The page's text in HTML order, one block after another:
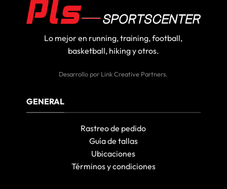
Lo mejor en running, training, football,
basketball, hiking y otros.
Desarrollo por Link Creative Partners.
GENERAL
Rastreo de pedido
Guía de tallas
Ubicaciones
Términos y condiciones